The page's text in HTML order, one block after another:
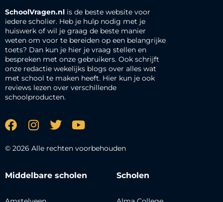
SchoolVragen.nl is de beste website voor
iedere scholier. Heb je hulp nodig met je
huiswerk of wil je graag de beste manier
weten om voor te bereiden op een belangrijke
toets? Dan kun je hier je vraag stellen en
bespreken met onze gebruikers. Ook schrijft
onze redactie wekelijks blogs over alles wat
met school te maken heeft. Hier kun je ook
reviews lezen over verschillende
schoolproducten.
© 2026 Alle rechten voorbehouden
Middelbare scholen Scholen